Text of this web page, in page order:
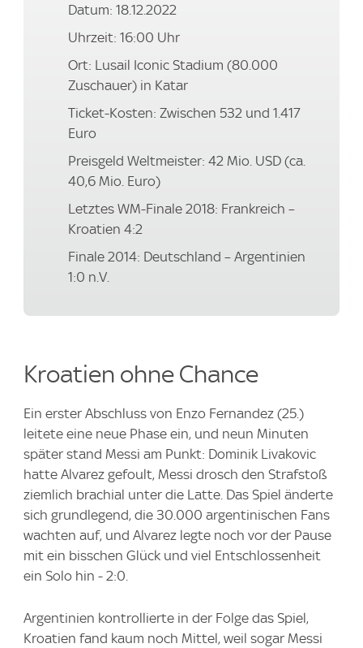
Datum: 18.12.2022
Uhrzeit: 16:00 Uhr
Ort: Lusail Iconic Stadium (80.000
Zuschauer) in Katar
Ticket-Kosten: Zwischen 532 und 1.417
Euro
Preisgeld Weltmeister: 42 Mio. USD (ca.
40,6 Mio. Euro)
Letztes WM-Finale 2018: Frankreich –
Kroatien 4:2
Finale 2014: Deutschland – Argentinien
1:0 n.V.
Kroatien ohne Chance
Ein erster Abschluss von Enzo Fernandez (25.)
leitete eine neue Phase ein, und neun Minuten
später stand Messi am Punkt: Dominik Livakovic
hatte Alvarez gefoult, Messi drosch den Strafstoß
ziemlich brachial unter die Latte. Das Spiel änderte
sich grundlegend, die 30.000 argentinischen Fans
wachten auf, und Alvarez legte noch vor der Pause
mit ein bisschen Glück und viel Entschlossenheit
ein Solo hin - 2:0.
Argentinien kontrollierte in der Folge das Spiel,
Kroatien fand kaum noch Mittel, weil sogar Messi